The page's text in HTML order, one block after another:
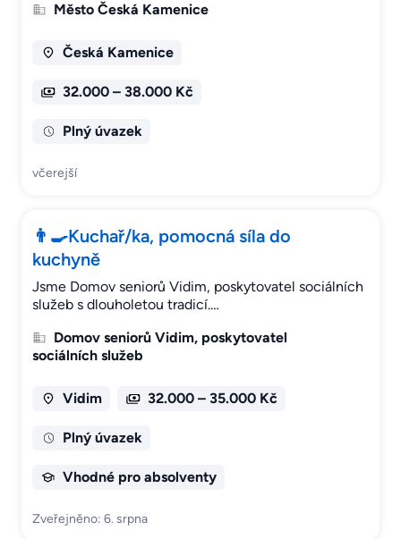
Město Česká Kamenice
Česká Kamenice
32.000 – 38.000 Kč
Plný úvazek
včerejší
👨‍🍳Kuchař/ka, pomocná síla do
kuchyně
Jsme Domov seniorů Vidim, poskytovatel sociálních
služeb s dlouholetou tradicí.…
Domov seniorů Vidim, poskytovatel
sociálních služeb
Vidim 32.000 – 35.000 Kč
Plný úvazek
Vhodné pro absolventy
Zveřejněno: 6. srpna